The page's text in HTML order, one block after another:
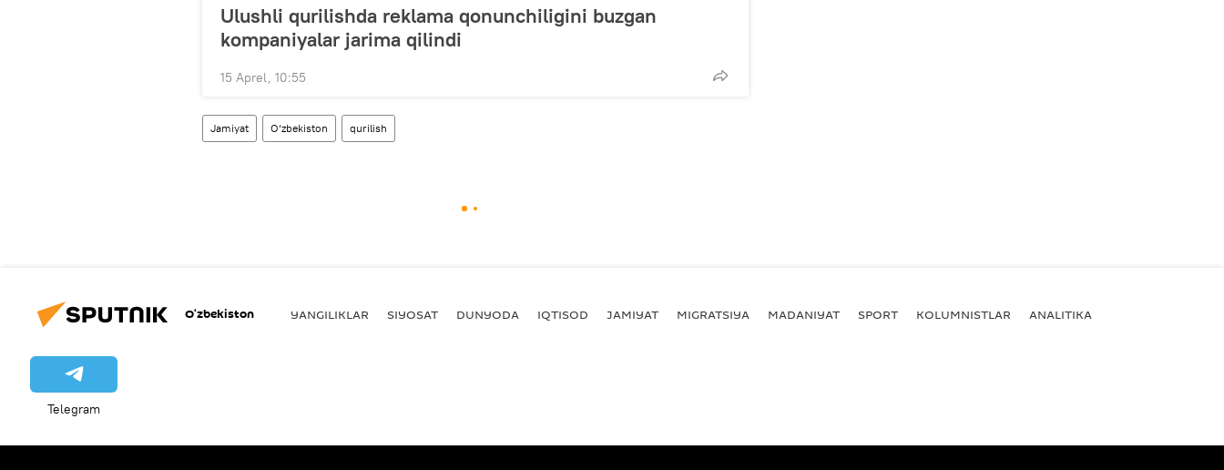
Ulushli qurilishda reklama qonunchiligini buzgan
kompaniyalar jarima qilindi
15 Aprel, 10:55
Jamiyat O‘zbekiston qurilish
O‘zbekiston YANGILIKLAR SIYOSAT DUNYODA IQTISOD JAMIYAT MIGRATSIYA MADANIYAT SPORT KOLUMNISTLAR ANALITIKA
Telegram